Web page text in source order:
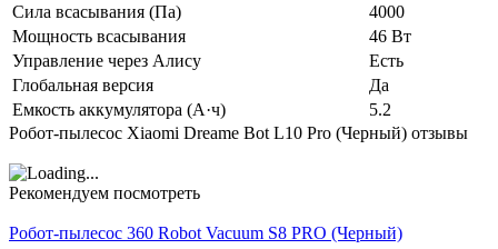
Сила всасывания (Па)
4000
Мощность всасывания
46 Вт
Управление через Алису
Есть
Глобальная версия
Да
Емкость аккумулятора (А·ч)
5.2
Робот-пылесос Xiaomi Dreame Bot L10 Pro (Черный) отзывы
Рекомендуем посмотреть
Робот-пылесос 360 Robot Vacuum S8 PRO (Черный)